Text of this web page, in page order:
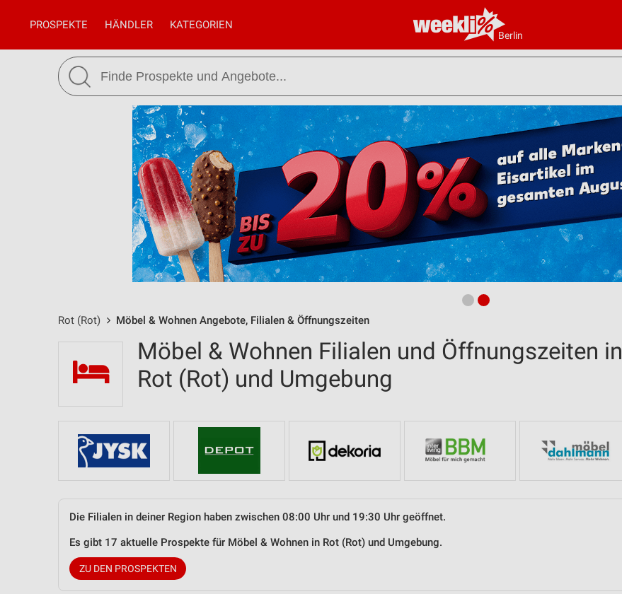
Berlin
PROSPEKTE HÄNDLER KATEGORIEN
Rot (Rot) Möbel & Wohnen Angebote, Filialen & Öffnungszeiten
Möbel & Wohnen Filialen und Öffnungszeiten in
Rot (Rot) und Umgebung
Die Filialen in deiner Region haben zwischen 08:00 Uhr und 19:30 Uhr geöffnet.
Es gibt 17 aktuelle Prospekte für Möbel & Wohnen in Rot (Rot) und Umgebung.
ZU DEN PROSPEKTEN